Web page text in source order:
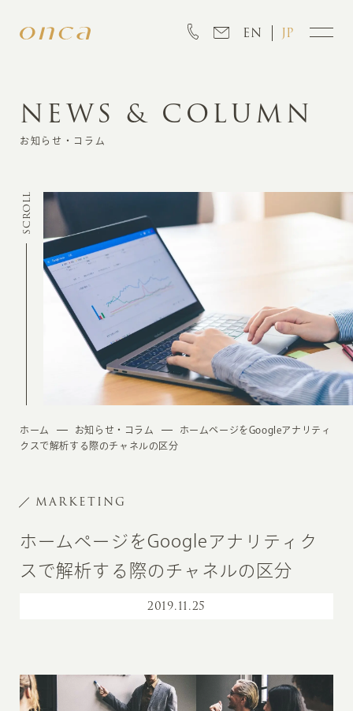
EN JP
INFORMATION
CREATION
MARKETING
NEWS & COLUMN
お知らせ・コラム
SCROLL
ホーム お知らせ・コラム
ホームページをGoogleアナリティ
クスで解析する際のチャネルの区分
MARKETING
ホームページをGoogleアナリティク
スで解析する際のチャネルの区分
2019.11.25